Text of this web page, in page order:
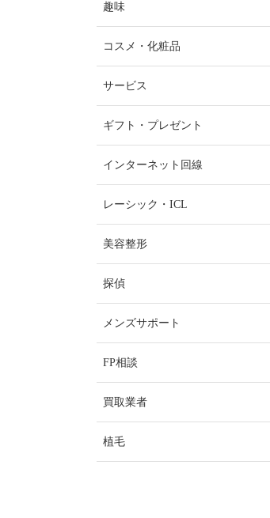
趣味
コスメ・化粧品
サービス
ギフト・プレゼント
インターネット回線
レーシック・ICL
美容整形
探偵
メンズサポート
FP相談
買取業者
植毛